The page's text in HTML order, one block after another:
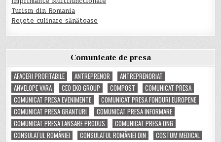
Turism din Romania
Rețete culinare sănătoase
Comunicate de presa
AFACERI PROFITABILE
ANTREPRENOR
ANTREPRENORIAT
ANVELOPE VARA
CEO EKO GROUP COMPOST
COMUNICAT PRESA
COMUNICAT PRESA EVENIMENTE
COMUNICAT PRESA FONDURI EUROPENE
COMUNICAT PRESA GRANTURI
COMUNICAT PRESA INFORMARE
COMUNICAT PRESA LANSARE PRODUS
COMUNICAT PRESA ONG
CONSULATUL ROMÂNIEI
CONSULATUL ROMÂNIEI DIN
COSTUM MEDICAL